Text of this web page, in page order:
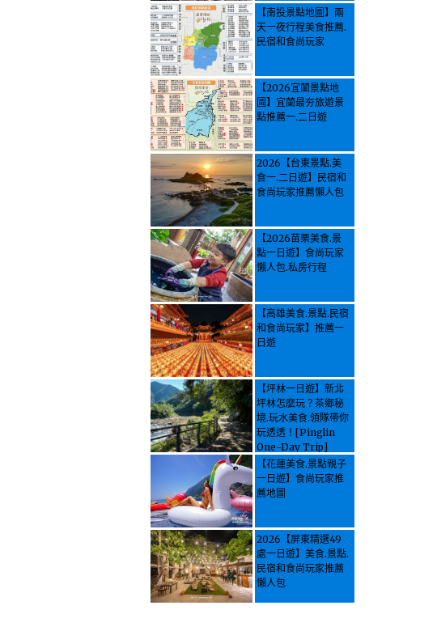
【南投景點地圖】兩
天一夜行程美食推薦.
民宿和食尚玩家
【2026宜蘭景點地
圖】宜蘭最夯旅遊景
點推薦一.二日遊
2026【台東景點.美
食一.二日遊】民宿和
食尚玩家推薦懶人包
【2026苗栗美食.景
點一日遊】食尚玩家
懶人包.私房行程
【高雄美食.景點.民宿
和食尚玩家】推薦一
日遊
【坪林一日遊】新北
坪林怎麼玩？茶鄉秘
境.玩水美食.領隊帶你
玩透透！[Pinglin
One-Day Trip]
How to explore
Pinglin, New
Taipei? Tea Village
Let the guide take
you through it all!
【花蓮美食.景點親子
一日遊】食尚玩家推
薦地圖
2026【屏東精選49
處一日遊】美食.景點.
民宿和食尚玩家推薦
懶人包